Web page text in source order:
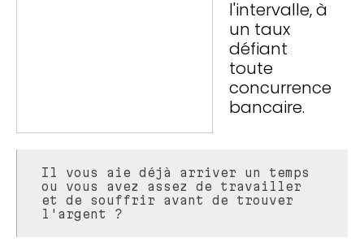
l'intervalle, à
un taux
défiant
toute
concurrence
bancaire.
Il vous aie déjà arriver un temps
ou vous avez assez de travailler
et de souffrir avant de trouver
l'argent ?